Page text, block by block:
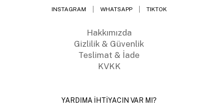
INSTAGRAM WHATSAPP TIKTOK
Hakkımızda
Gizlilik & Güvenlik
Teslimat & İade
KVKK
YARDIMA İHTİYACIN VAR MI?